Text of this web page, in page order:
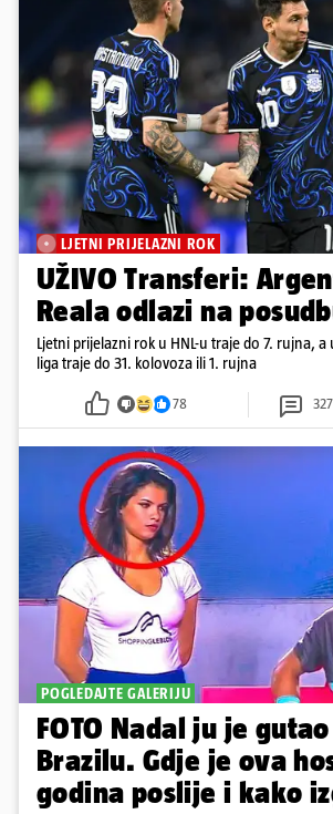
LJETNI PRIJELAZNI ROK
UŽIVO Transferi:
Reala odlazi na
Ljetni prijelazni rok u HNL-u traje do 7. rujna, a
liga traje do 31. kolovoza ili 1. rujna
78 327
POGLEDAJTE GALERIJU
FOTO Nadal ju je
Brazilu. Gdje je ova
godina poslije i kako